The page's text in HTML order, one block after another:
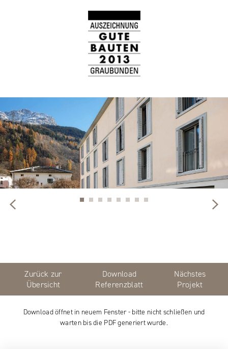
Zurück zur
Übersicht
Download
Referenzblatt
Nächstes
Projekt
Download öffnet in neuem Fenster - bitte nicht schließen und
warten bis die PDF generiert wurde.